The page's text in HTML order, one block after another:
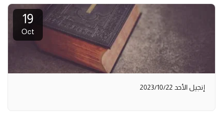
19
Oct
إنجيل الأحد 2023/10/22